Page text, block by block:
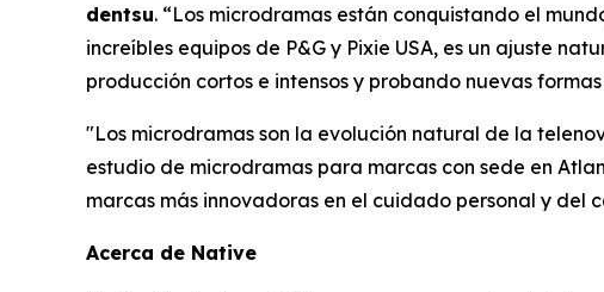
dentsu. “Los microdramas están conquistando el
increíbles equipos de P&G y Pixie USA, es un ajuste
producción cortos e intensos y probando nuevas
"Los microdramas son la evolución natural de la
estudio de microdramas para marcas con sede en
marcas más innovadoras en el cuidado personal y
Acerca de Native